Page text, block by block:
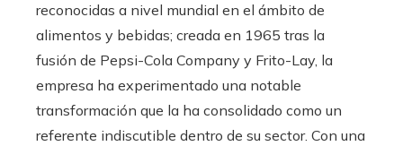
reconocidas a nivel mundial en el ámbito de
alimentos y bebidas; creada en 1965 tras la
fusión de Pepsi-Cola Company y Frito-Lay, la
empresa ha experimentado una notable
transformación que la ha consolidado como un
referente indiscutible dentro de su sector. Con una